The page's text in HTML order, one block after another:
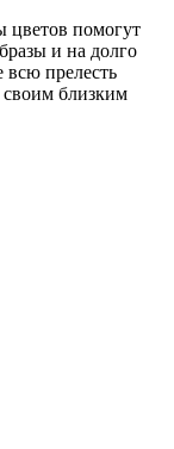
цветов помогут
и на долго
всю прелесть
своим близким